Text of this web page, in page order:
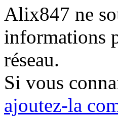
Alix847 ne
informations
réseau.
Si vous
ajoutez-la